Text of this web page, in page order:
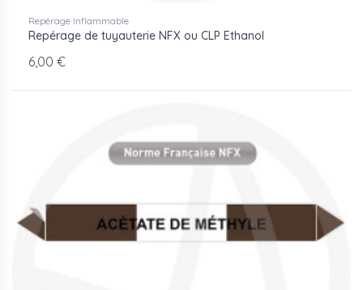
Repérage Inflammable
Repérage de tuyauterie NFX ou CLP Ethanol
6,00 €